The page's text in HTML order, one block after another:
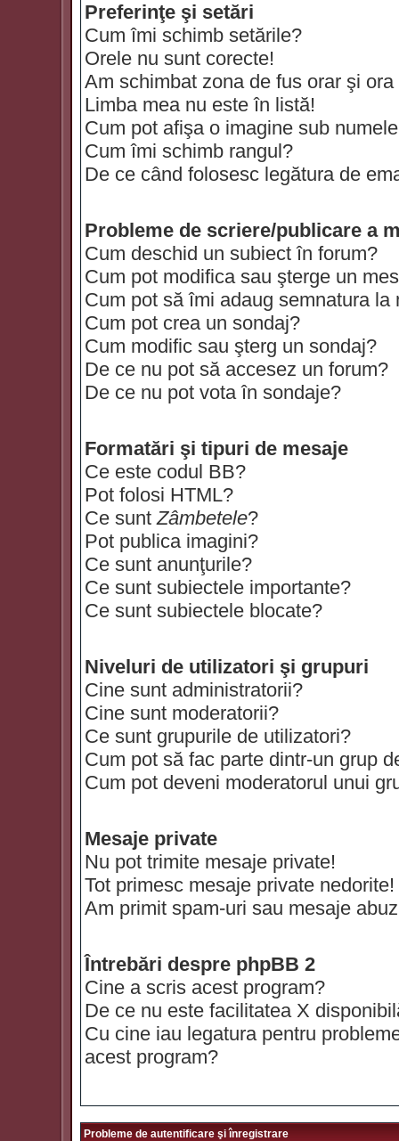
Preferinţe şi setări
Cum îmi schimb setările?
Orele nu sunt corecte!
Am schimbat zona de fus orar şi
Limba mea nu este în listă!
Cum pot afişa o imagine sub
Cum îmi schimb rangul?
De ce când folosesc legătura de
Probleme de scriere/publicare a
Cum deschid un subiect în forum?
Cum pot modifica sau şterge un
Cum pot să îmi adaug semnatura la
Cum pot crea un sondaj?
Cum modific sau şterg un sondaj?
De ce nu pot să accesez un forum?
De ce nu pot vota în sondaje?
Formatări şi tipuri de mesaje
Ce este codul BB?
Pot folosi HTML?
Ce suntZâmbetele?
Pot publica imagini?
Ce sunt anunţurile?
Ce sunt subiectele importante?
Ce sunt subiectele blocate?
Niveluri de utilizatori şi grupuri
Cine sunt administratorii?
Cine sunt moderatorii?
Ce sunt grupurile de utilizatori?
Cum pot să fac parte dintr-un grup
Cum pot deveni moderatorul unui
Mesaje private
Nu pot trimite mesaje private!
Tot primesc mesaje private nedorite!
Am primit spam-uri sau mesaje
Întrebări despre phpBB 2
Cine a scris acest program?
De ce nu este facilitatea X
Cu cine iau legatura pentru
acest program?
Probleme de autentificare şi înregistrare